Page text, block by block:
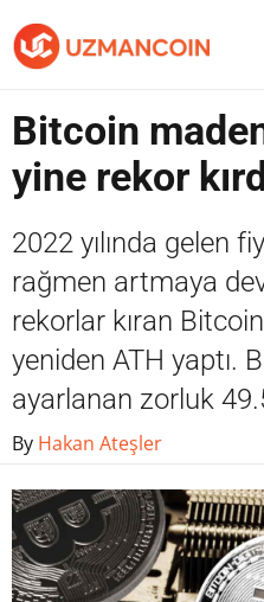
Yazarlardan
Piyasa
Contact / İletişim
Bitcoin
yine rekor
2022 yılında gelen
rağmen artmaya
rekorlar kıran
yeniden ATH yaptı.
ayarlanan zorluk
By Hakan Ateşler